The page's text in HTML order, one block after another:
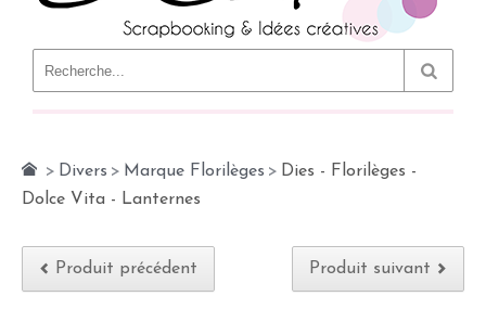
> Divers > Marque Florilèges > Dies - Florilèges -
Dolce Vita - Lanternes
Produit précédent Produit suivant